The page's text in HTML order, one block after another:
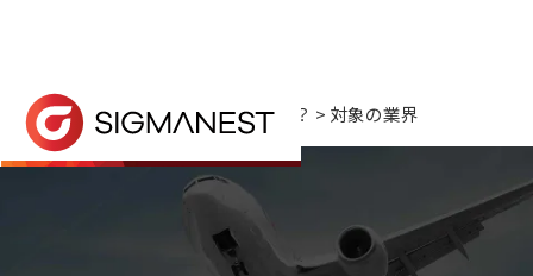
ホーム > なぜSigmaNESTなのか？ > 対象の業界
SigmaNESTは、航空宇宙、造船、装置、建設